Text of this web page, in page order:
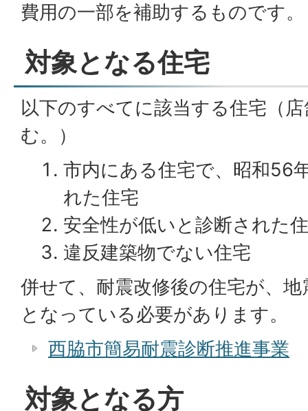
費用の一部を補助するものです。
対象となる住宅
以下のすべてに該当する住宅（
む。）
市内にある住宅で、昭和56
れた住宅
安全性が低いと診断された
違反建築物でない住宅
併せて、耐震改修後の住宅が、
となっている必要があります。
西脇市簡易耐震診断推進事業
対象となる方